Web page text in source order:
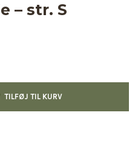
– str. S
TILFØJ TIL KURV